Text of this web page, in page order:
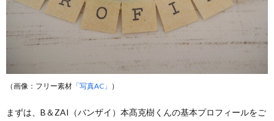
（画像：フリー素材 「写真AC」 ）
まずは、B＆ZAI（バンザイ）本髙克樹くんの基本プロフィールをご